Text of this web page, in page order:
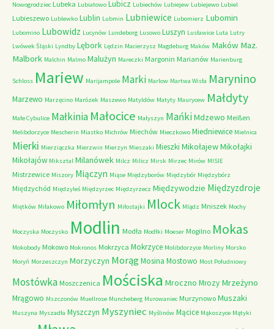
Nowogrodziec Lubeka Lubiatowo Lubicz Lubiechów Lubiejew Lubiejewo Lubiel
Lubieszewo Lublewko Lublin Lubmin Lubniewice Lubomierz Lubomin
Lubomino Lubowidz Lucynów Lundeborg Lusowo Luszyn Lusławice Luta Lutry
Lwówek Śląski Lyndby Lębork Lędzin Macierzysz Magdeburg Maków Maków Maz.
Malbork Malchin Malmo Malużyn Mareczki Margonin Marianów Marienburg
Schloss Mariew Marijampole Marki Marlow Martwa Wisła Marynino
Marzewo Marzęcino Marózek Maszewo Matyldów Matyty Maurycew Małdyty
Małe Cybulice Małkinia Małocice Małyszyn MańkiMdzewo Meißen
Melibdorzyce Mescherin Miastko Michrów Miechów Mieczkowo Miedniewice Mielnica
Mierki Mierziączka Mierzwin Mierzyn Mieszaki Mieszki MikołajewMikołajki
Mikołajów Miksztal Milanówek Milcz Milicz Mirsk Mirzec Mirów MISIE
Mistrzewice Miszory Miączyn Miąse Międzyborów Międzybór Międzybórz
Międzychód Międzyleś Międzyrzec Międzyrzecz Międzywodzie Międzyzdroje
Miętków Miłakowo Miłomłyn Miłostajki Mlock Mlądz Mniszek Mochy
Moczyska Moczysko Modlin Modła Modłki Moeser Mogilno Mokas
Mokobody Mokowo Mokronos Mokrzyca Mokrzyce Molibdorzyce Morliny Morsko
Moryń Morzeszczyn Morzyczyn MorągMosina Mostowo Most Południowy
Mostówka Moszczenica Mościska Mroczno Mrozy Mrzeżyno
Mrągowo Mszczonów Muellrose Muncheberg Murowaniec Murzynowo Muszaki
Muszyna Myszadła Myszczyn Myszyniec Myślinów Mącice Mąkoszyce Mątyki